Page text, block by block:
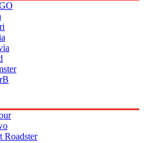
Roadster